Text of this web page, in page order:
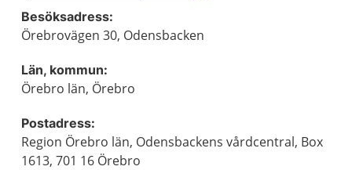
Besöksadress:
Örebrovägen 30, Odensbacken
Län, kommun:
Örebro län, Örebro
Postadress:
Region Örebro län, Odensbackens vårdcentral, Box
1613, 701 16 Örebro